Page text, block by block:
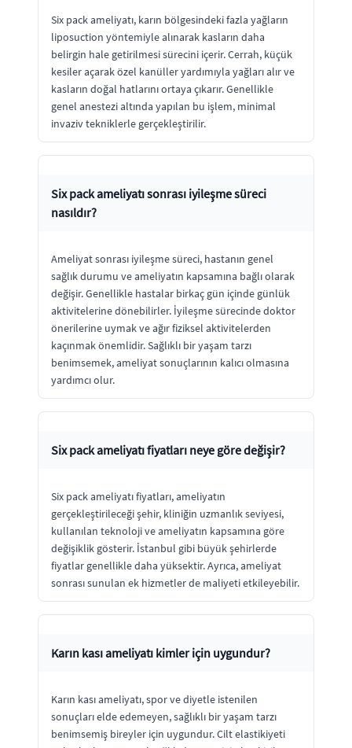
Six pack ameliyatı, karın bölgesindeki fazla yağların
liposuction yöntemiyle alınarak kasların daha
belirgin hale getirilmesi sürecini içerir. Cerrah, küçük
kesiler açarak özel kanüller yardımıyla yağları alır ve
kasların doğal hatlarını ortaya çıkarır. Genellikle
genel anestezi altında yapılan bu işlem, minimal
invaziv tekniklerle gerçekleştirilir.
Six pack ameliyatı sonrası iyileşme süreci
nasıldır?
Ameliyat sonrası iyileşme süreci, hastanın genel
sağlık durumu ve ameliyatın kapsamına bağlı olarak
değişir. Genellikle hastalar birkaç gün içinde günlük
aktivitelerine dönebilirler. İyileşme sürecinde doktor
önerilerine uymak ve ağır fiziksel aktivitelerden
kaçınmak önemlidir. Sağlıklı bir yaşam tarzı
benimsemek, ameliyat sonuçlarının kalıcı olmasına
yardımcı olur.
Six pack ameliyatı fiyatları neye göre değişir?
Six pack ameliyatı fiyatları, ameliyatın
gerçekleştirileceği şehir, kliniğin uzmanlık seviyesi,
kullanılan teknoloji ve ameliyatın kapsamına göre
değişiklik gösterir. İstanbul gibi büyük şehirlerde
fiyatlar genellikle daha yüksektir. Ayrıca, ameliyat
sonrası sunulan ek hizmetler de maliyeti etkileyebilir.
Karın kası ameliyatı kimler için uygundur?
Karın kası ameliyatı, spor ve diyetle istenilen
sonuçları elde edemeyen, sağlıklı bir yaşam tarzı
benimsemiş bireyler için uygundur. Cilt elastikiyeti